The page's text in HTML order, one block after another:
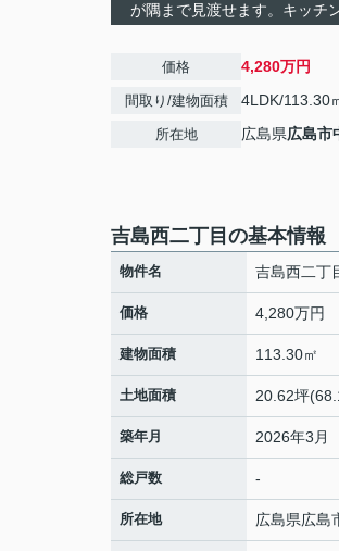
が隅まで見渡せます。キッチ
価格 4,280万円
間取り/建物面積 4LDK/113.30
所在地 広島県広島市
吉島西二丁目の基本情報
物件名 吉島西二丁
価格 4,280万円
建物面積 113.30㎡
土地面積 20.62坪
築年月 2026年3月
総戸数 -
所在地 広島県広島